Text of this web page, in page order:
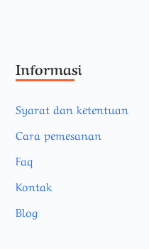
Informasi
Syarat dan ketentuan
Cara pemesanan
Faq
Kontak
Blog